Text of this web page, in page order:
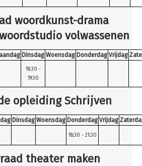
woordkunst-drama
volwassenen
Dinsdag Woensdag Donderdag Vrijdag
18:30 -
19:30
opleiding Schrijven
Dinsdag Woensdag Donderdag Vrijdag
18:30 - 21:30
theater maken